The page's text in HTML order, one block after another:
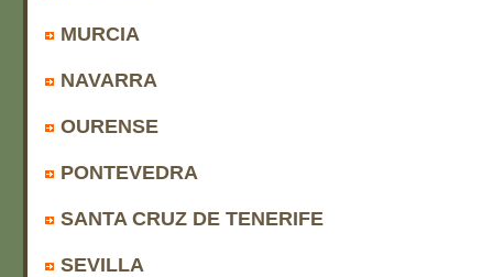
MURCIA
NAVARRA
OURENSE
PONTEVEDRA
SANTA CRUZ DE TENERIFE
SEVILLA